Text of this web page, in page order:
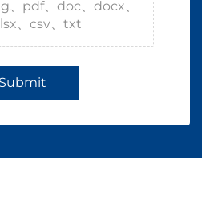
pdf、doc、docx、
、csv、txt
Submit